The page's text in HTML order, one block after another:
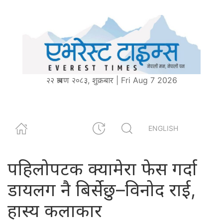
२२ श्रावण २०८३, शुक्रबार | Fri Aug 7 2026
ENGLISH
पहिलोपटक क्यामेरा फेस गर्दा
डायलग नै बिर्सेछु–विनोद राई,
हास्य कलाकार